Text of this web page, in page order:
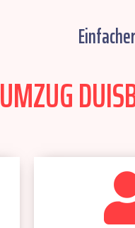
UMZUG